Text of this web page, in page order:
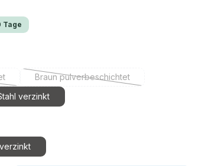
Tage
zurzeit nicht verfügbar.)
Braun pulverbeschichtet
(Diese Option ist zurzeit nicht
nicht verfügbar.)
verzinkt
verfügbar.)